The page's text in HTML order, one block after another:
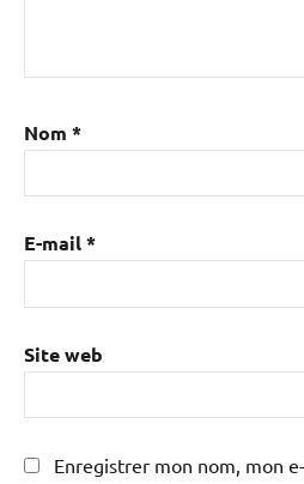
Nom *
E-mail*
Site web
Enregistrer mon nom, mon